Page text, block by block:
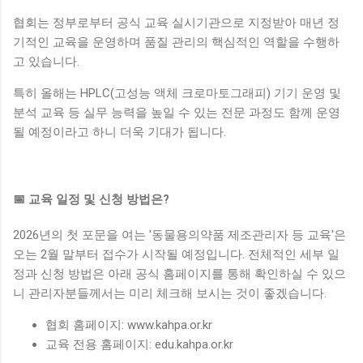
협회는 정부로부터 공식 교육 실시기관으로 지정받아 매년 정
기적인 교육을 운영하며 품질 관리의 핵심적인 역할을 수행하
고 있습니다.
특히 올해는 HPLC(고성능 액체 크로마토그래피) 기기 운영 및
분석 교육 등 실무 능력을 높일 수 있는 전문 과정도 함께 운영
될 예정이라고 하니 더욱 기대가 됩니다.
📅 교육 일정 및 신청 방법은?
2026년의 첫 포문을 여는 '동물용의약품 제조관리자 등 교육'은
오는 2월 말부터 접수가 시작될 예정입니다. 전체적인 세부 일
정과 신청 방법은 아래 공식 홈페이지를 통해 확인하실 수 있으
니 관리자분들께서는 미리 체크해 보시는 것이 좋겠습니다.
협회 홈페이지: www.kahpa.or.kr
교육 전용 홈페이지: edu.kahpa.or.kr